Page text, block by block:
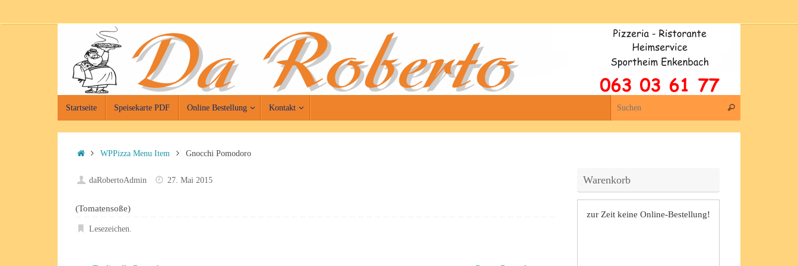
Inhalt
Inhalt
Startseite Speisekarte PDF Online Bestellung Kontakt Suchen
StartWPPizza Menu Item Gnocchi Pomodoro
daRobertoAdmin 27. Mai 2015
(Tomatensoße)
Lesezeichen.
Warenkorb
zur Zeit keine Online-Bestellung!